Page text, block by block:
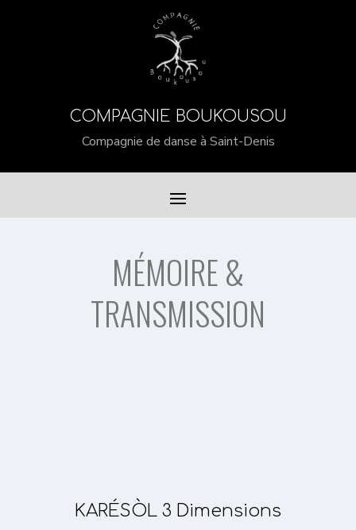
COMPAGNIE BOUKOUSOU
Compagnie de danse à Saint-Denis
MÉMOIRE &
TRANSMISSION
KARÉSÒL 3 Dimensions​